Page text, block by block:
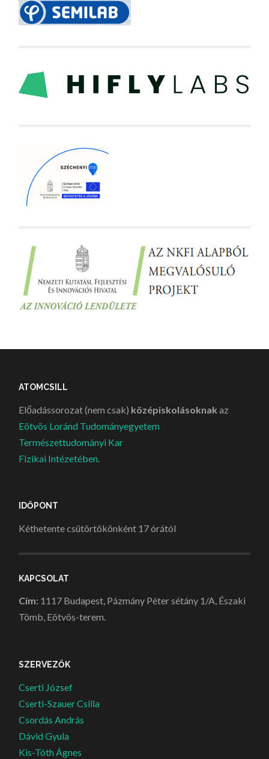
ATOMCSILL
Előadássorozat (nem csak) középiskolásoknak az
Eötvös Loránd Tudományegyetem
Természettudományi Kar
Fizikai Intézetében.
IDŐPONT
Kéthetente csütörtökönként 17 órától
KAPCSOLAT
Cím: 1117 Budapest, Pázmány Péter sétány 1/A, Északi
Tömb, Eötvös-terem.
SZERVEZŐK
Cserti József
Cserti-Szauer Csilla
Csordás András
Dávid Gyula
Kis-Tóth Ágnes